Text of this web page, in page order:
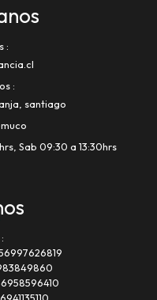
santiago
Sab 09:30 a 13:30hrs